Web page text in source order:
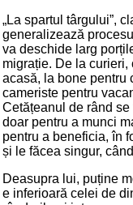
„La spartul târgului”,
generalizează
va deschide larg
migrație. De la
acasă, la bone pentru
cameriste pentru
Cetățeanul de rând
doar pentru a munci
pentru a beneficia, în
și le făcea singur,
Deasupra lui, puține
e inferioară celei de